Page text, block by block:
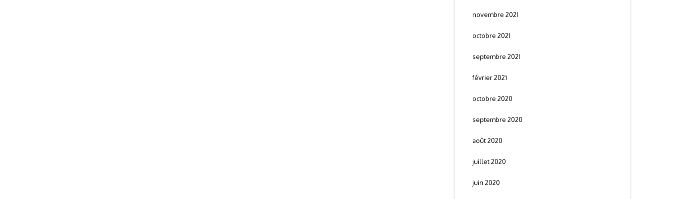
novembre 2021
octobre 2021
septembre 2021
février 2021
octobre 2020
septembre 2020
août 2020
juillet 2020
juin 2020